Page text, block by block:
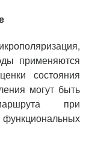
применяются
состояния
могут быть
при